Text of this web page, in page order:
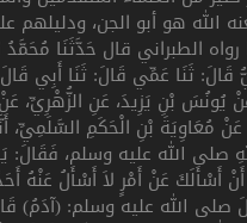
الله هو أبو الجن، ودليلهم
رواه الطبراني قال حَدَّثَنَا
ثَنَا عَمِّي قَالَ: ثَنَا أَبِي
يُونُسَ بْنِ يَزِيدَ، عَنِ الزُّهْرِيِّ،
مُعَاوِيَةَ بْنِ الْحَكَمِ السَّلَمِيِّ،
صلى الله عليه وسلم، فَقَالَ:
أَنْ أَسْأَلَكَ عَنْ أَمْرٍ لاَ أَسْأَلُ عَنْهُ
صلى الله عليه وسلم: (آدَمُ)